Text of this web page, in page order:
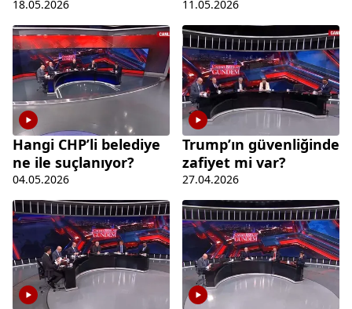
18.05.2026 11.05.2026
Hangi CHP’li belediye
ne ile suçlanıyor?
04.05.2026
Trump’ın güvenliğinde
zafiyet mi var?
27.04.2026